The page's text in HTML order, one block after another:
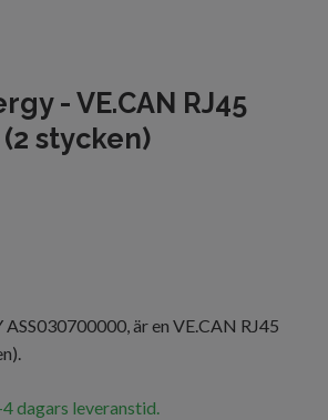
- VE.CAN RJ45
stycken)
är en VE.CAN RJ45
dagars leveranstid.